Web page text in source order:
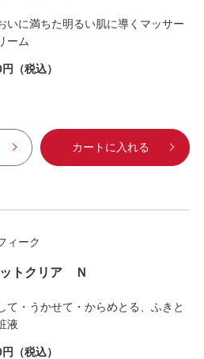
いに満ちた明るい肌に導くマッサー
ーム
（税込）
カートに入れる
ィーク
ットクリア Ｎ
て・うかせて・からめとる、ふきと
液
（税込）